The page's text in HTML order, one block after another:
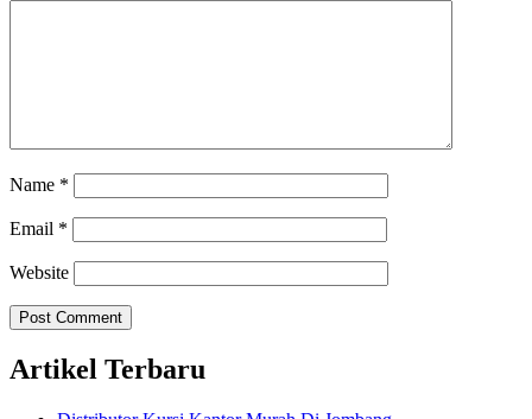
Name *
Email *
Website
Artikel Terbaru